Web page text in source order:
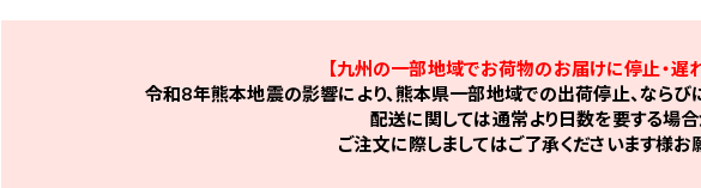
【九州の一部地域でお荷物のお届けに停止・遅
令和8年熊本地震の影響により、熊本県一部地域での出荷停止、ならび
配送に関しては通常より日数を要する場合
ご注文に際しましてはご了承くださいます様お